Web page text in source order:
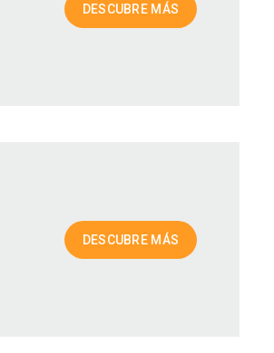
DESCUBRE MÁS
DESCUBRE MÁS